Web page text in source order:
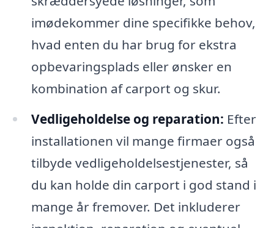
imødekommer dine specifikke behov,
hvad enten du har brug for ekstra
opbevaringsplads eller ønsker en
kombination af carport og skur.
Vedligeholdelse og reparation: Efter
installationen vil mange firmaer også
tilbyde vedligeholdelsestjenester, så
du kan holde din carport i god stand i
mange år fremover. Det inkluderer